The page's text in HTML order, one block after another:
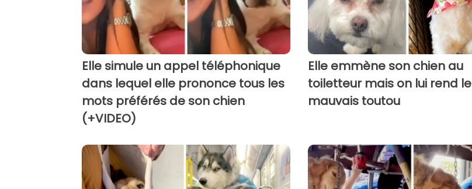
Elle simule un appel téléphonique
dans lequel elle prononce tous les
mots préférés de son chien
(+VIDEO)
Elle emmène son chien au
toiletteur mais on lui rend le
mauvais toutou